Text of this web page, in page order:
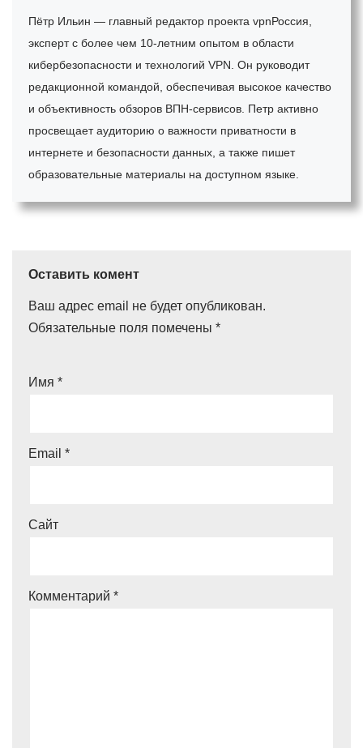
Пётр Ильин — главный редактор проекта vpnРоссия,
эксперт с более чем 10-летним опытом в области
кибербезопасности и технологий VPN. Он руководит
редакционной командой, обеспечивая высокое качество
и объективность обзоров ВПН-сервисов. Петр активно
просвещает аудиторию о важности приватности в
интернете и безопасности данных, а также пишет
образовательные материалы на доступном языке.
Оставить комент
Ваш адрес email не будет опубликован.
Обязательные поля помечены *
Имя *
Email *
Сайт
Комментарий *